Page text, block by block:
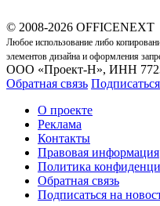
© 2008-2026 OFFICENEXT
Любое использование либо
элементов дизайна и оформления
ООО «Проект-Н», ИНН
Обратная связь
О проекте
Реклама
Контакты
Правовая информация
Политика
Обратная связь
Подписаться на